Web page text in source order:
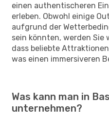
einen authentischeren
erleben. Obwohl einige
aufgrund der
sein könnten, werden
dass beliebte
was einen immersiveren
Was kann man in
unternehmen?